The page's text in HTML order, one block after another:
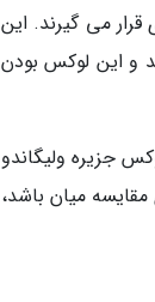
قرار می گیرند. این
و این لوکس بودن
جزیره ولیگاندو
میان باشد،